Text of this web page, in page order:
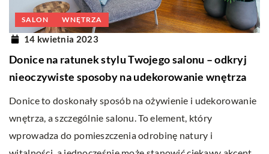
SALON WNĘTRZA
14 kwietnia 2023
Donice na ratunek stylu Twojego salonu – odkryj
nieoczywiste sposoby na udekorowanie wnętrza
Donice to doskonały sposób na ożywienie i udekorowanie
wnętrza, a szczególnie salonu. To element, który
wprowadza do pomieszczenia odrobinę natury i